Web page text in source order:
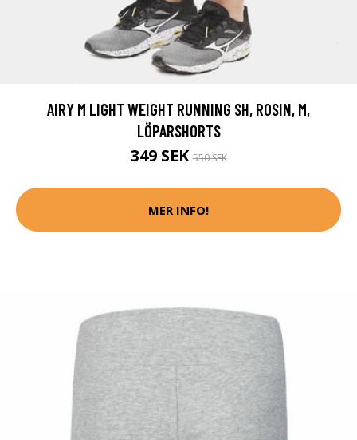
AIRY M LIGHT WEIGHT RUNNING SH, ROSIN, M,
LÖPARSHORTS
349 SEK550 SEK
MER INFO!